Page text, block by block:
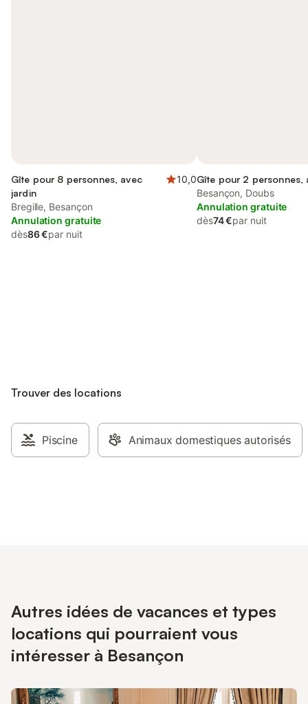
Gîte pour 8 personnes, avec
jardin
10,0
Bregille, Besançon
Annulation gratuite
dès86 €par nuit
Gîte pour 2 personnes,
Besançon, Doubs
Annulation gratuite
dès74 €par nuit
Trouver des locations
Piscine Animaux domestiques autorisés
Autres idées de vacances et types
locations qui pourraient vous
intéresser à Besançon